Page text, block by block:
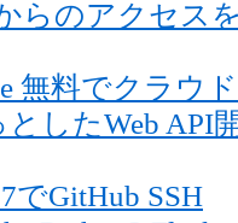
らのアクセス
無料でクラウド
したWeb API
でGitHub SSH